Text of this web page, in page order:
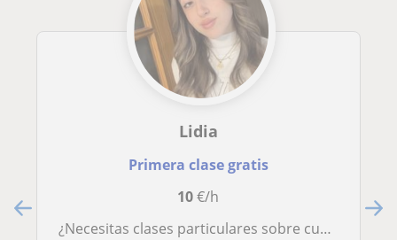
Lidia
Primera clase gratis
10€/h
¿Necesitas clases particulares sobre cualquier materia de Primaria? Contacta conmigo al